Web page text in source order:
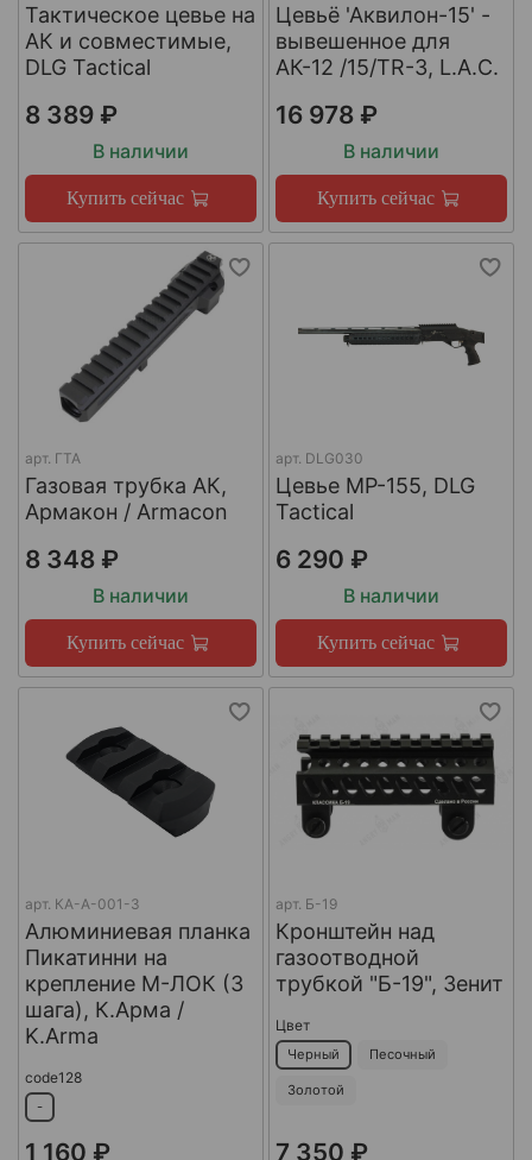
Тактическое цевье на
АК и совместимые,
DLG Tactical
8 389 ₽
В наличии
Купить сейчас
Цевьё 'Аквилон-15' -
вывешенное для
АК-12 /15/TR-3, L.A.C.
16 978 ₽
В наличии
Купить сейчас
арт. ГТА
Газовая трубка АК,
Армакон / Armacon
8 348 ₽
В наличии
Купить сейчас
арт. DLG030
Цевье МР-155, DLG
Tactical
6 290 ₽
В наличии
Купить сейчас
арт. КА-А-001-3
Алюминиевая планка
Пикатинни на
крепление M-ЛОК (3
шага), К.Арма /
K.Arma
code128
-
1 160 ₽
арт. Б-19
Кронштейн над
газоотводной
трубкой "Б-19", Зенит
Цвет
Черный Песочный
Золотой
7 350 ₽